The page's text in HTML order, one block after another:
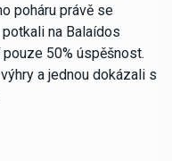
poháru právě se
na Balaídos
50% úspěšnost.
a jednou dokázali s